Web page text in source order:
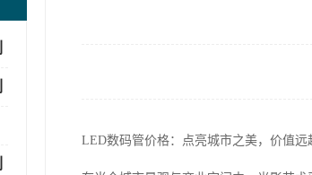
LED数码管价格：点亮城市之美，价值远